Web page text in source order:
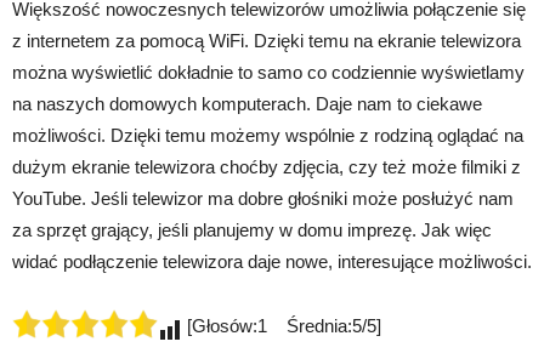
Większość nowoczesnych telewizorów umożliwia połączenie się
z internetem za pomocą WiFi. Dzięki temu na ekranie telewizora
można wyświetlić dokładnie to samo co codziennie wyświetlamy
na naszych domowych komputerach. Daje nam to ciekawe
możliwości. Dzięki temu możemy wspólnie z rodziną oglądać na
dużym ekranie telewizora choćby zdjęcia, czy też może filmiki z
YouTube. Jeśli telewizor ma dobre głośniki może posłużyć nam
za sprzęt grający, jeśli planujemy w domu imprezę. Jak więc
widać podłączenie telewizora daje nowe, interesujące możliwości.
[Głosów:1 Średnia:5/5]